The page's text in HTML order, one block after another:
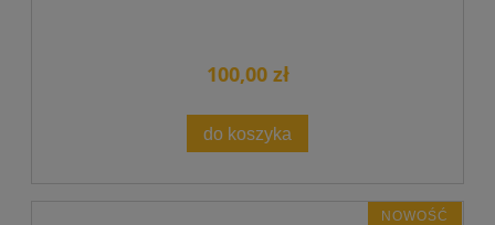
100,00 zł
do koszyka
NOWOŚĆ